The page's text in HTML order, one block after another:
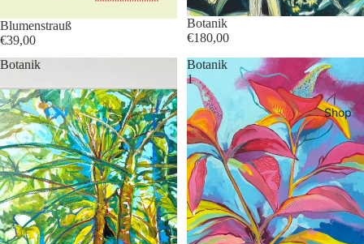
Shop
Blumenstrauß
€39,00
Botanik
€180,00
Botanik
Botanik
1